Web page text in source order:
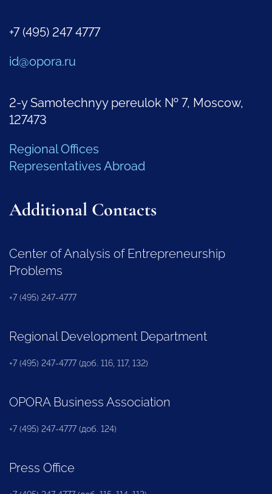
+7 (495) 247 4777
id@opora.ru
2-y Samotechnyy pereulok № 7, Moscow,
127473
Regional Offices
Representatives Abroad
Additional Contacts
Center of Analysis of Entrepreneurship
Problems
+7 (495) 247-4777
Regional Development Department
+7 (495) 247-4777 (доб. 116, 117, 132)
OPORA Business Association
+7 (495) 247-4777 (доб. 124)
Press Office